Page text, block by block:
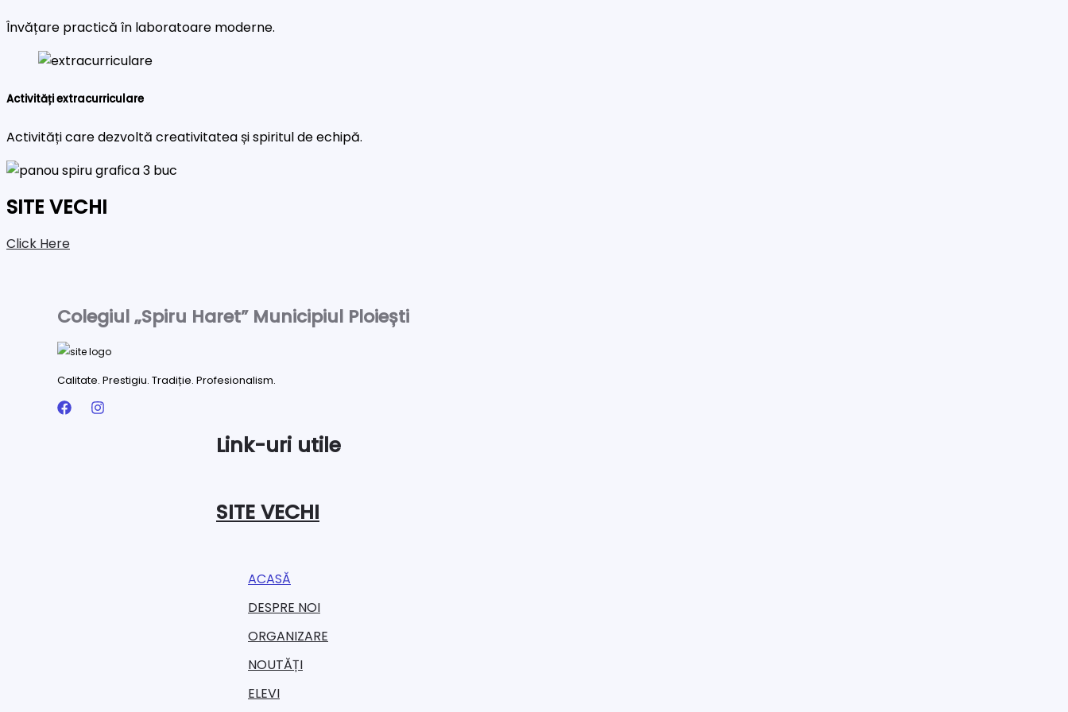
Învățare practică în laboratoare moderne.
Activități extracurriculare
Activități care dezvoltă creativitatea și spiritul de echipă.
SITE VECHI
Click Here
Colegiul „Spiru Haret” Municipiul Ploiești
Calitate. Prestigiu. Tradiție. Profesionalism.
Link-uri utile
SITE VECHI
ACASĂ
DESPRE NOI
ORGANIZARE​
NOUTĂȚI
ELEVI